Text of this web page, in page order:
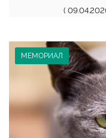
(
МЕМОРИАЛ